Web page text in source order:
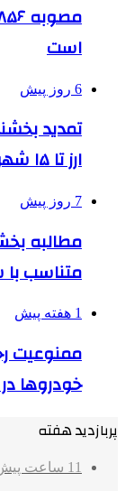
است
6 روز پیش
تمدید
ارز تا ۱۵ شهریور
7 روز پیش
مطالبه
متناسب
1 هفته پیش
ممنوعیت
خودروها در
پربازدید هفته
11 ساعت پیش